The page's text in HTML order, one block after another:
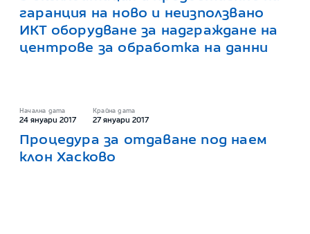
гаранция на ново и неизползвано
ИКТ оборудване за надграждане на
центрове за обработка на данни
Начална дата
24 януари 2017
Крайна дата
27 януари 2017
Процедура за отдаване под наем
клон Хасково